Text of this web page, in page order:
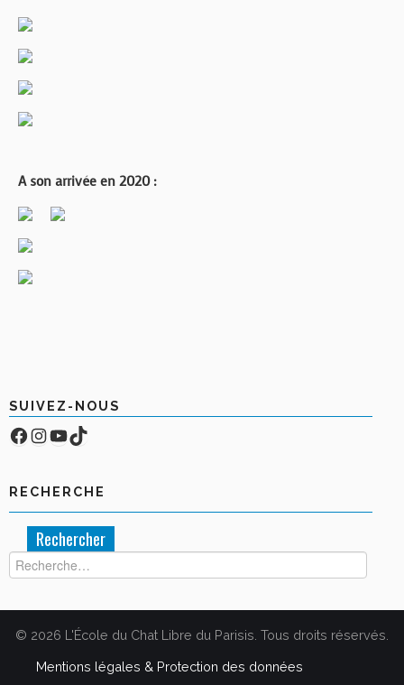
A son arrivée en 2020 :
SUIVEZ-NOUS
Facebook
Compte Instagram
YouTube
TikTok
RECHERCHE
Rechercher :
© 2026 L'École du Chat Libre du Parisis. Tous droits réservés.
Mentions légales & Protection des données